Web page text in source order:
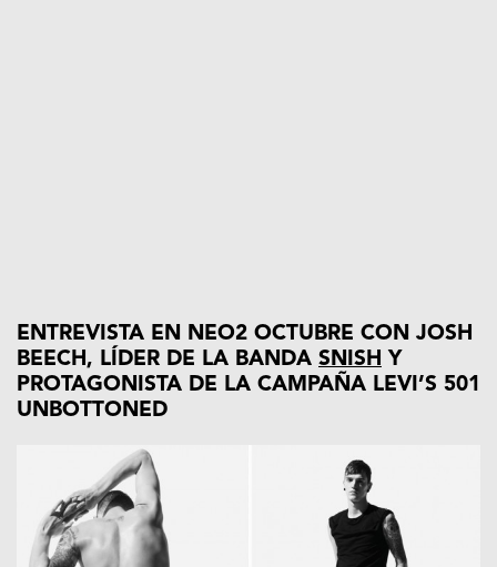
ENTREVISTA EN NEO2 OCTUBRE CON JOSH
BEECH, LÍDER DE LA BANDA SNISH Y
PROTAGONISTA DE LA CAMPAÑA LEVI’S 501
UNBOTTONED